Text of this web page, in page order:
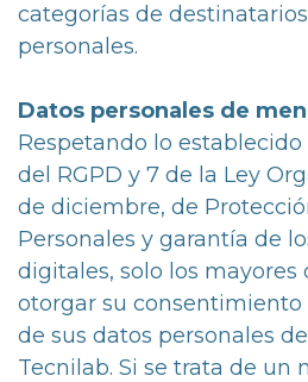
categorías de
personales.
Datos personales de
Respetando lo
del RGPD y 7 de la Ley
de diciembre, de
Personales y garantía de
digitales, solo los mayores
otorgar su
de sus datos personales
Tecnilab. Si se trata de un